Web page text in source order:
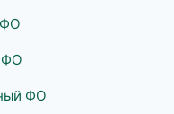
ФО
ФО
ФО